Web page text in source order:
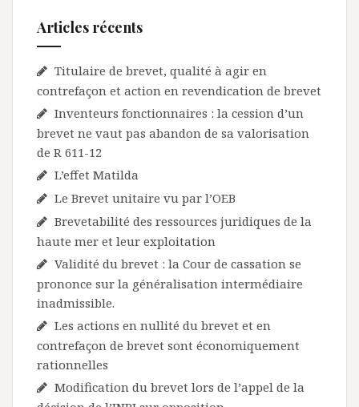
Articles récents
Titulaire de brevet, qualité à agir en
contrefaçon et action en revendication de brevet
Inventeurs fonctionnaires : la cession d’un
brevet ne vaut pas abandon de sa valorisation
de R 611-12
L’effet Matilda
Le Brevet unitaire vu par l’OEB
Brevetabilité des ressources juridiques de la
haute mer et leur exploitation
Validité du brevet : la Cour de cassation se
prononce sur la généralisation intermédiaire
inadmissible.
Les actions en nullité du brevet et en
contrefaçon de brevet sont économiquement
rationnelles
Modification du brevet lors de l’appel de la